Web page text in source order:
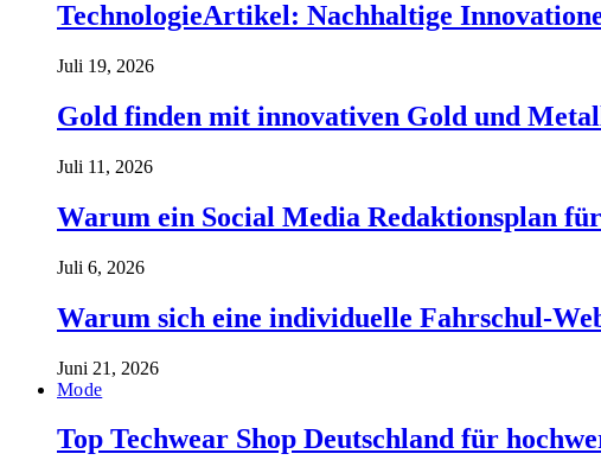
TechnologieArtikel: Nachhaltige
Juli 19, 2026
Gold finden mit innovativen Gold und
Juli 11, 2026
Warum ein Social Media Redaktionsplan
Juli 6, 2026
Warum sich eine individuelle Fahrschul-
Juni 21, 2026
Mode
Top Techwear Shop Deutschland für